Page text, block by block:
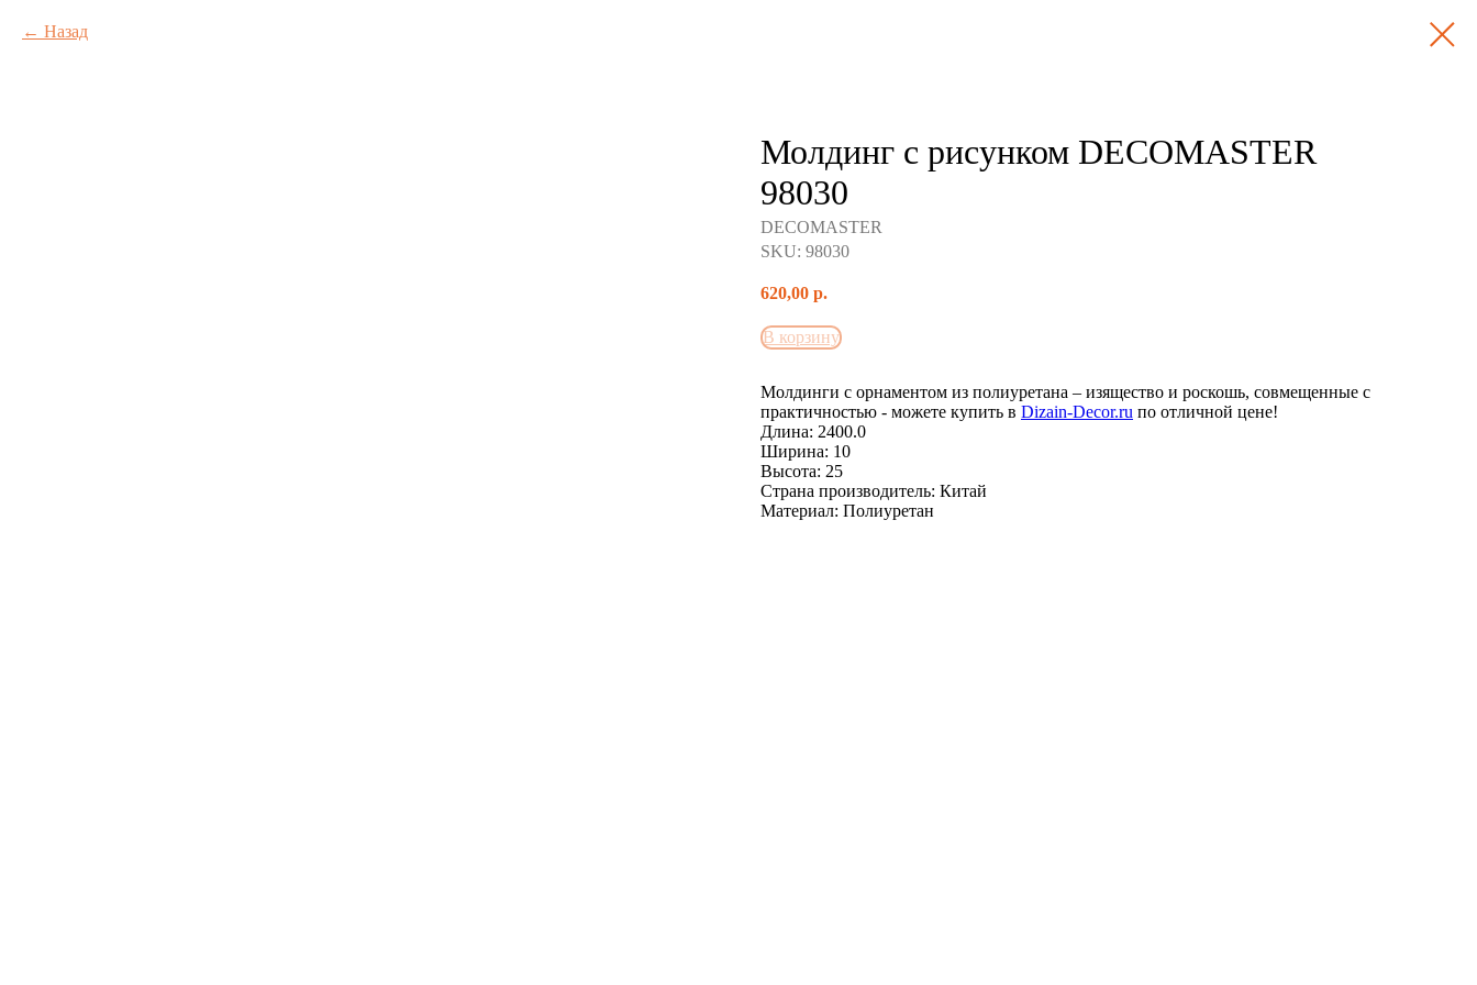
Назад
Молдинг с рисунком DECOMASTER
98030
DECOMASTER
SKU: 98030
620,00 р.
В корзину
Молдинги с орнаментом из полиуретана – изящество и роскошь, совмещенные с
практичностью - можете купить в Dizain-Decor.ru по отличной цене!
Длина: 2400.0
Ширина: 10
Высота: 25
Страна производитель: Китай
Материал: Полиуретан